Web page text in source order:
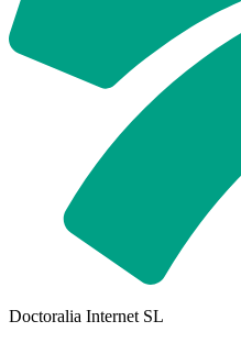
Doctoralia Internet SL